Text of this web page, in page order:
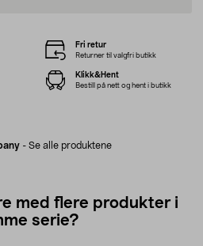
- Se alle produktene
Fri retur
Returner til valgfri butikk
Klikk&Hent
Bestill på nett og hent i butikk
med flere produkter i
serie?